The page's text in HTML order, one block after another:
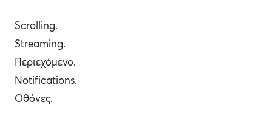
Scrolling.
Streaming.
Περιεχόμενο.
Notifications.
Οθόνες.